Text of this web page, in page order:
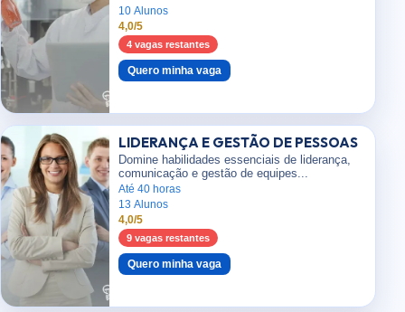
10 Alunos
4,0/5
4 vagas restantes
Quero minha vaga
LIDERANÇA E GESTÃO DE PESSOAS
Domine habilidades essenciais de liderança,
comunicação e gestão de equipes...
Até 40 horas
13 Alunos
4,0/5
9 vagas restantes
Quero minha vaga